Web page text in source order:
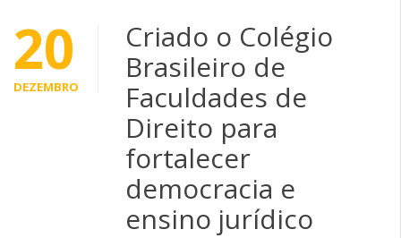
20
DEZEMBRO
Criado o Colégio
Brasileiro de
Faculdades de
Direito para
fortalecer
democracia e
ensino jurídico